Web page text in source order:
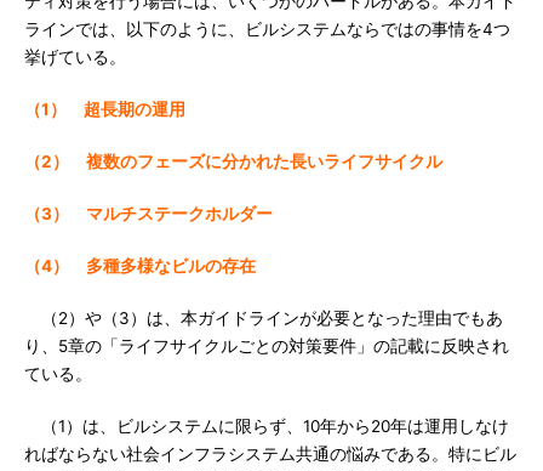
ラインでは、以下のように、ビルシステムならではの事情を4つ
挙げている。
（1） 超長期の運用
（2） 複数のフェーズに分かれた長いライフサイクル
（3） マルチステークホルダー
（4） 多種多様なビルの存在
（2）や（3）は、本ガイドラインが必要となった理由でもあ
り、5章の「ライフサイクルごとの対策要件」の記載に反映され
ている。
（1）は、ビルシステムに限らず、10年から20年は運用しなけ
ればならない社会インフラシステム共通の悩みである。特にビル